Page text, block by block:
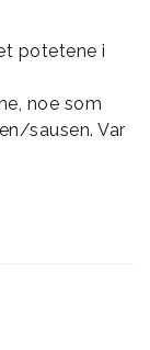
potetene i
noe som
sausen. Var